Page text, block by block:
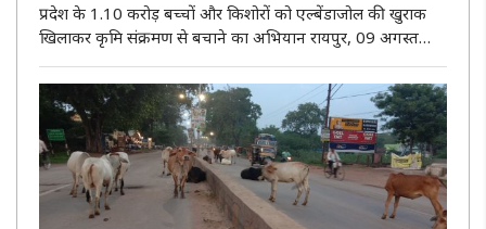
प्रदेश के 1.10 करोड़ बच्चों और किशोरों को एल्बेंडाजोल की खुराक
खिलाकर कृमि संक्रमण से बचाने का अभियान रायपुर, 09 अगस्त
बड़ी लेकिन अक्सर अनदेखी समस्या है पेट में होने वाला कृमि संक्र..